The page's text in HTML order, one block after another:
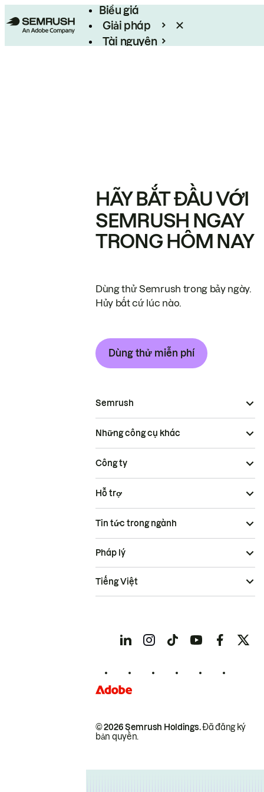
Biểu giá
Giải pháp
Tài nguyên
HÃY BẮT ĐẦU VỚI
SEMRUSH NGAY
TRONG HÔM NAY
Dùng thử Semrush trong bảy ngày.
Hủy bất cứ lúc nào.
Dùng thử miễn phí
Semrush
Những công cụ khác
Công ty
Hỗ trợ
Tin tức trong ngành
© 2026 Semrush Holdings.Đã đăng ký
bản quyền.
Pháp lý
Tiếng Việt